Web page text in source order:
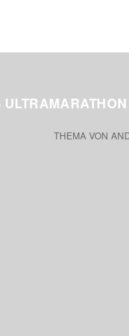
THEMA VON